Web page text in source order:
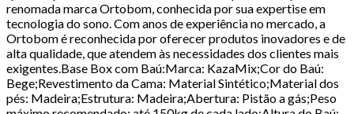
renomada marca Ortobom, conhecida por sua expertise em
tecnologia do sono. Com anos de experiência no mercado, a
Ortobom é reconhecida por oferecer produtos inovadores e de
alta qualidade, que atendem às necessidades dos clientes mais
exigentes.Base Box com Baú:Marca: KazaMix;Cor do Baú:
Bege;Revestimento da Cama: Material Sintético;Material dos
pés: Madeira;Estrutura: Madeira;Abertura: Pistão a gás;Peso